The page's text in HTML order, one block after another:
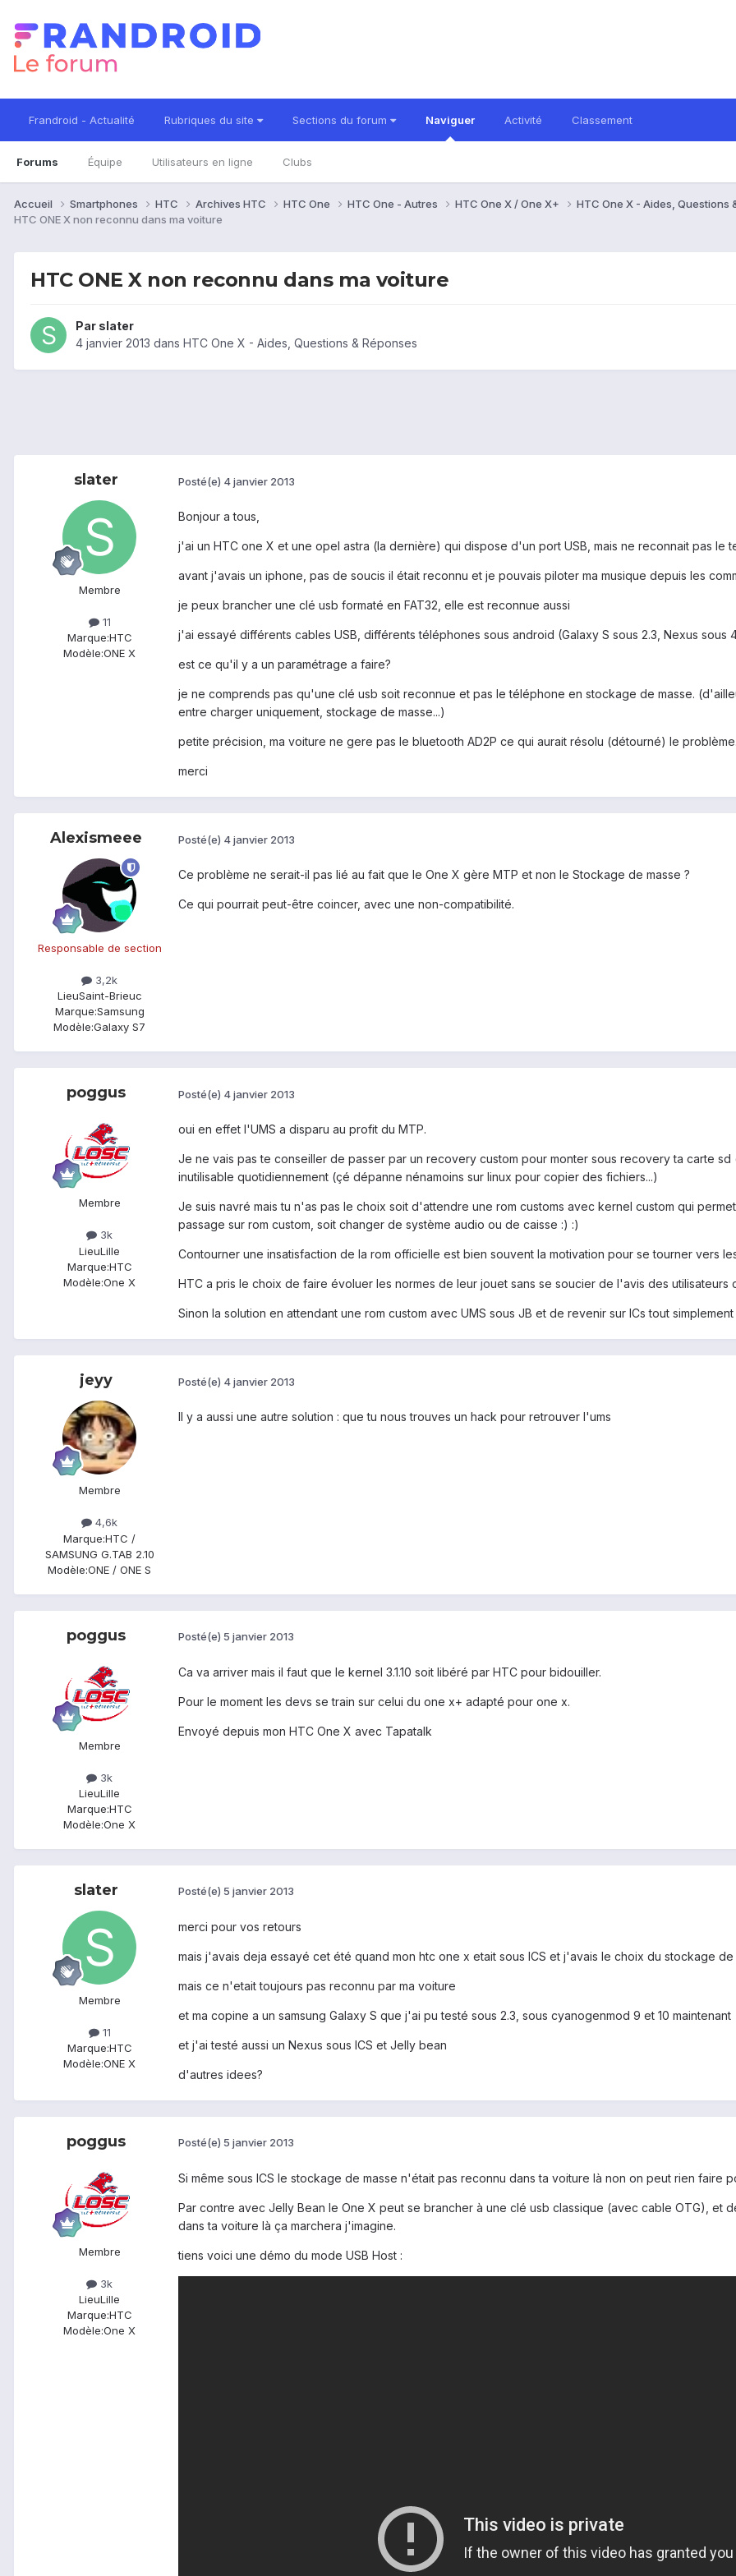
Frandroid - Actualité Rubriques du site Sections du forum Naviguer
Forums Équipe Utilisateurs en ligne Clubs
Activité Classement
Accueil Smartphones HTC Archives HTC HTC One HTC One - Autres HTC One X / One X+
HTC One X - Aides, Questions
HTC ONE X non reconnu dans ma voiture
HTC ONE X non reconnu dans ma voiture
Par slater
4 janvier 2013 dans HTC One X - Aides, Questions & Réponses
slater
Membre
11
Marque:HTC
Modèle:ONE X
Posté(e) 4 janvier 2013
Bonjour a tous,
j'ai un HTC one X et une opel astra (la dernière) qui dispose d'un port USB, mais ne reconnait pas le
avant j'avais un iphone, pas de soucis il était reconnu et je pouvais piloter ma musique depuis les
je peux brancher une clé usb formaté en FAT32, elle est reconnue aussi
j'ai essayé différents cables USB, différents téléphones sous android (Galaxy S sous 2.3, Nexus sous
est ce qu'il y a un paramétrage a faire?
je ne comprends pas qu'une clé usb soit reconnue et pas le téléphone en stockage de masse.
entre charger uniquement, stockage de masse...)
petite précision, ma voiture ne gere pas le bluetooth AD2P ce qui aurait résolu (détourné) le
merci
Alexismeee
Responsable de section
3,2k
LieuSaint-Brieuc
Marque:Samsung
Modèle:Galaxy S7
Posté(e) 4 janvier 2013
Ce problème ne serait-il pas lié au fait que le One X gère MTP et non le Stockage de masse ?
Ce qui pourrait peut-être coincer, avec une non-compatibilité.
poggus
Membre
3k
LieuLille
Marque:HTC
Modèle:One X
Posté(e) 4 janvier 2013
oui en effet l'UMS a disparu au profit du MTP.
Je ne vais pas te conseiller de passer par un recovery custom pour monter sous recovery ta carte
inutilisable quotidiennement (çé dépanne nénamoins sur linux pour copier des fichiers...)
Je suis navré mais tu n'as pas le choix soit d'attendre une rom customs avec kernel custom qui
passage sur rom custom, soit changer de système audio ou de caisse :) :)
Contourner une insatisfaction de la rom officielle est bien souvent la motivation pour se tourner vers
HTC a pris le choix de faire évoluer les normes de leur jouet sans se soucier de l'avis des utilisateurs
Sinon la solution en attendant une rom custom avec UMS sous JB et de revenir sur ICs tout
jeyy
Membre
4,6k
Marque:HTC /
SAMSUNG G.TAB 2.10
Modèle:ONE / ONE S
Posté(e) 4 janvier 2013
Il y a aussi une autre solution : que tu nous trouves un hack pour retrouver l'ums
poggus
Membre
3k
LieuLille
Marque:HTC
Modèle:One X
Posté(e) 5 janvier 2013
Ca va arriver mais il faut que le kernel 3.1.10 soit libéré par HTC pour bidouiller.
Pour le moment les devs se train sur celui du one x+ adapté pour one x.
Envoyé depuis mon HTC One X avec Tapatalk
slater
Membre
11
Marque:HTC
Modèle:ONE X
Posté(e) 5 janvier 2013
merci pour vos retours
mais j'avais deja essayé cet été quand mon htc one x etait sous ICS et j'avais le choix du stockage
mais ce n'etait toujours pas reconnu par ma voiture
et ma copine a un samsung Galaxy S que j'ai pu testé sous 2.3, sous cyanogenmod 9 et 10 maintenant
et j'ai testé aussi un Nexus sous ICS et Jelly bean
d'autres idees?
poggus
Membre
3k
LieuLille
Marque:HTC
Modèle:One X
Posté(e) 5 janvier 2013
Si même sous ICS le stockage de masse n'était pas reconnu dans ta voiture là non on peut rien faire
Par contre avec Jelly Bean le One X peut se brancher à une clé usb classique (avec cable OTG), et
dans ta voiture là ça marchera j'imagine.
tiens voici une démo du mode USB Host :